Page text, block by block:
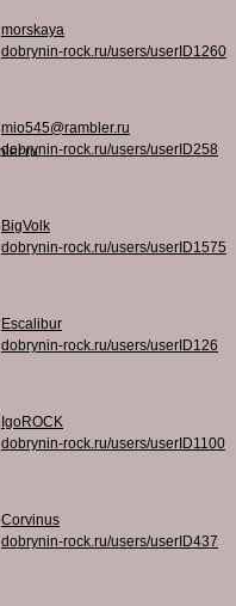
morskaya
dobrynin-rock.ru/users/userID1260
mio545@rambler.ru
dobrynin-rock.ru/users/userID258
BigVolk
dobrynin-rock.ru/users/userID1575
Escalibur
dobrynin-rock.ru/users/userID126
IgoROCK
dobrynin-rock.ru/users/userID1100
Corvinus
dobrynin-rock.ru/users/userID437